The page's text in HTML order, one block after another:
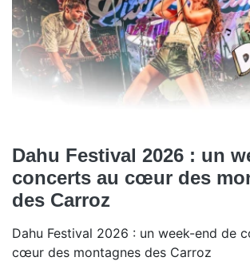
Dahu Festival 2026 : un
concerts au cœur des
des Carroz
Dahu Festival 2026 : un week-end de
cœur des montagnes des Carroz